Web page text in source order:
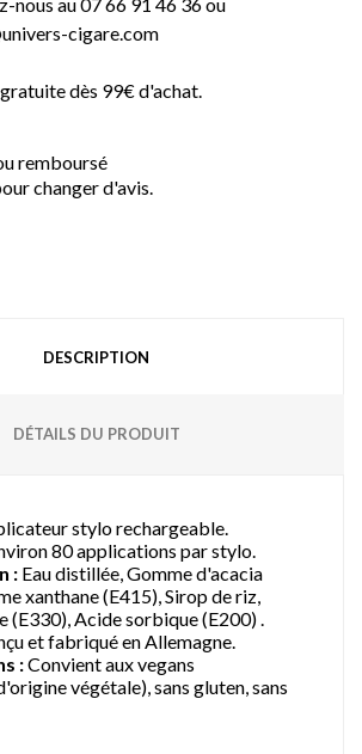
cigare.com
dès 99€ d'achat.
remboursé
changer d'avis.
DESCRIPTION
DÉTAILS DU PRODUIT
stylo rechargeable.
80 applications par stylo.
: Eau distillée, Gomme d'acacia
xanthane (E415), Sirop de riz,
(E330), Acide sorbique (E200).
et fabriqué en Allemagne.
:Convient aux vegans
végétale), sans gluten, sans